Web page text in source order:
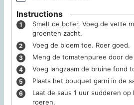
Instructions
Smelt de boter. Voeg de vette
groenten zacht.
Voeg de bloem toe. Roer goed.
Meng de tomatenpuree door
Voeg langzaam de bruine fond
Plaats het bouquet garni in de
Laat de saus 1 uur sudderen op
roeren.